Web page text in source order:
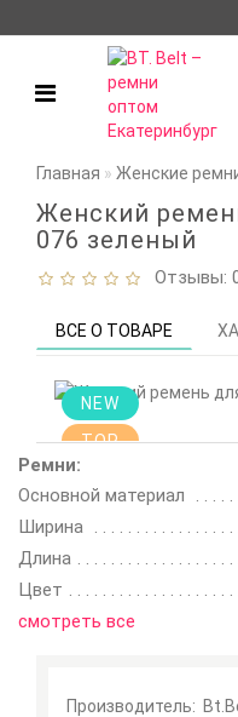
Главная Женские
Женский
076 зеленый
Отзывы:
ВСЕ О ТОВАРЕ
NEW
TOP
Ремни:
Основной материал
Ширина
Длина
Цвет
смотреть все
Производитель: